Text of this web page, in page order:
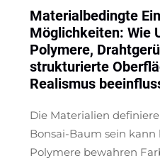
Materialbedingte
Möglichkeiten: Wie
Polymere,
strukturierte
Realismus
Die Materialien
Bonsai-Baum sein kann
Polymere bewahren